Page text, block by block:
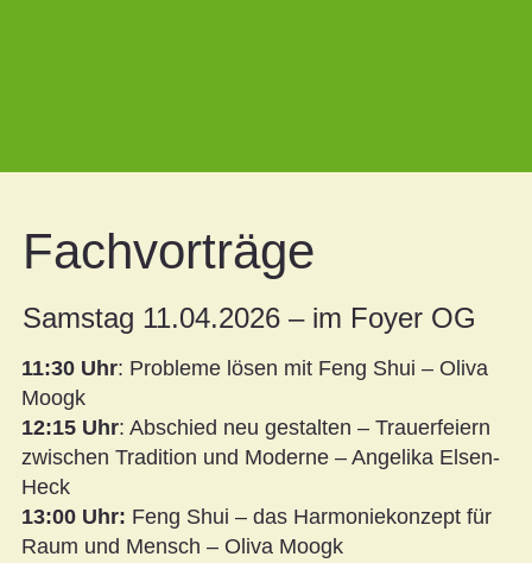
Fachvorträge
Samstag 11.04.2026 – im Foyer OG
11:30 Uhr: Probleme lösen mit Feng Shui – Oliva
Moogk
12:15 Uhr: Abschied neu gestalten – Trauerfeiern
zwischen Tradition und Moderne – Angelika Elsen-
Heck
13:00 Uhr: Feng Shui – das Harmoniekonzept für
Raum und Mensch – Oliva Moogk